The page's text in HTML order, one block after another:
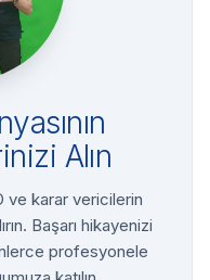
Alın
ve karar vericilerin
Başarı hikayenizi
profesyonele